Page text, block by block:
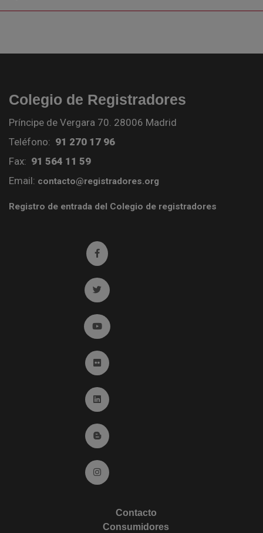
Colegio de Registradores
Príncipe de Vergara 70. 28006 Madrid
Teléfono: 91 270 17 96
Fax: 91 564 11 59
Email: contacto@registradores.org
Registro de entrada del Colegio de registradores
Ir a facebook (abre en ventana nueva)
Ir a twitter (abre en ventana nueva)
Ir a YouTube (abre en ventana nueva)
Ir a Flickr (abre en ventana nueva)
Ir a Linkedin (abre en ventana nueva)
Ir al Blog (abre en ventana nueva)
Ir a Instagram (abre en ventana nueva)
Contacto
Consumidores